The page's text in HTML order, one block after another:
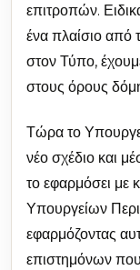
επιτροπών.
ένα πλαίσιο από
στον Τύπο,
στους όρους
Τώρα το
νέο σχέδιο και
το εφαρμόσει με
Υπουργείων
εφαρμόζοντας
επιστημόνων